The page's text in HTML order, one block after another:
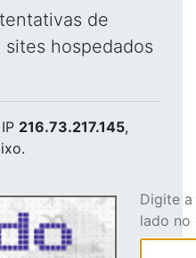
de
hospedados
216.73.217.145,
Digite
lado no